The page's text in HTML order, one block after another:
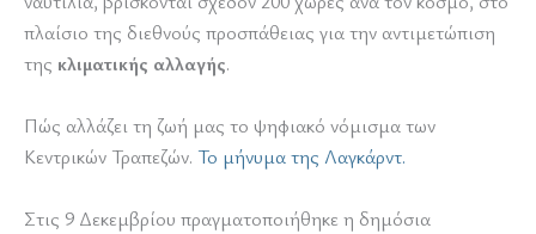
πλαίσιο της διεθνούς προσπάθειας για την αντιμετώπιση
της κλιματικής αλλαγής.
Πώς αλλάζει τη ζωή μας το ψηφιακό νόμισμα των
Κεντρικών Τραπεζών. Το μήνυμα της Λαγκάρντ.
Στις 9 Δεκεμβρίου πραγματοποιήθηκε η δημόσια